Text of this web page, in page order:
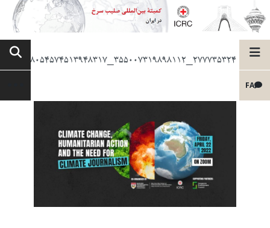
FA
277735324_355007319898112_168054574513948317_n